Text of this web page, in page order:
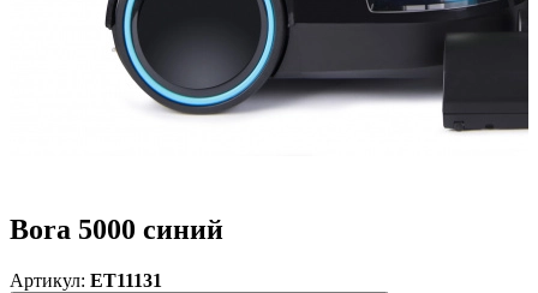
Bora 5000 синий
Артикул: ET11131